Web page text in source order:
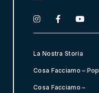
La Nostra Storia
Cosa Facciamo – Pop
Cosa Facciamo –
P
R
A
r
e
e